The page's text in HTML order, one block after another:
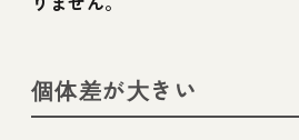
個体差が大きい